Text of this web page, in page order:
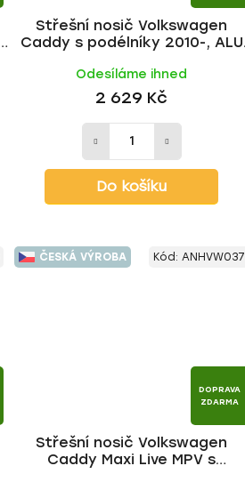
Střešní nosič Volkswagen
Caddy s podélníky 2010-, ALU
Odesíláme ihned
2 629 Kč
Do košíku
ČESKÁ VÝROBA
DOPRAVA
ZDARMA
Střešní nosič Volkswagen
Caddy Maxi Live MPV s
Kód: ANHVW037